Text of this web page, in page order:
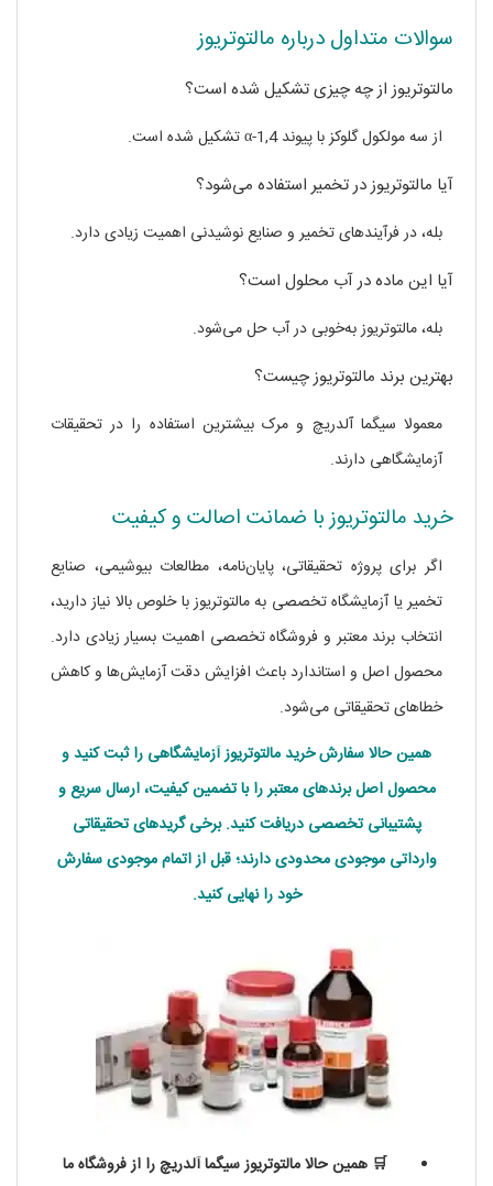
سوالات متداول درباره مالتوتریوز
مالتوتریوز از چه چیزی تشکیل شده است؟
از سه مولکول گلوکز با پیوند α-1,4 تشکیل شده است.
آیا مالتوتریوز در تخمیر استفاده می‌شود؟
بله، در فرآیندهای تخمیر و صنایع نوشیدنی اهمیت زیادی دارد.
آیا این ماده در آب محلول است؟
بله، مالتوتریوز به‌خوبی در آب حل می‌شود.
بهترین برند مالتوتریوز چیست؟
معمولا سیگما آلدریچ و مرک بیشترین استفاده را در تحقیقات
آزمایشگاهی دارند.
خرید مالتوتریوز با ضمانت اصالت و کیفیت
اگر برای پروژه تحقیقاتی، پایان‌نامه، مطالعات بیوشیمی، صنایع
تخمیر یا آزمایشگاه تخصصی به مالتوتریوز با خلوص بالا نیاز دارید،
انتخاب برند معتبر و فروشگاه تخصصی اهمیت بسیار زیادی دارد.
محصول اصل و استاندارد باعث افزایش دقت آزمایش‌ها و کاهش
خطاهای تحقیقاتی می‌شود.
همین حالا سفارش خرید مالتوتریوز آزمایشگاهی را ثبت کنید و
محصول اصل برندهای معتبر را با تضمین کیفیت، ارسال سریع و
پشتیبانی تخصصی دریافت کنید. برخی گریدهای تحقیقاتی
وارداتی موجودی محدودی دارند؛ قبل از اتمام موجودی سفارش
خود را نهایی کنید.
🛒 همین حالا مالتوتریوز سیگما آلدریچ را از فروشگاه ما